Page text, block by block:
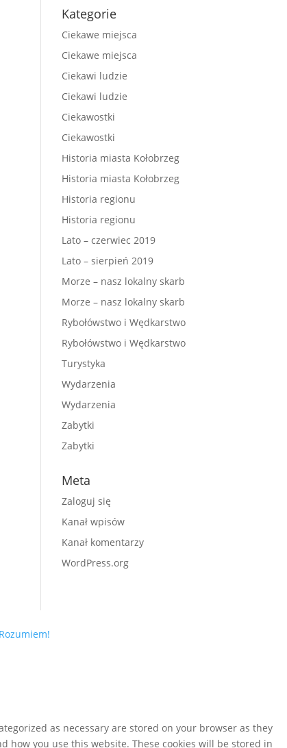
Kategorie
Ciekawe miejsca
Ciekawe miejsca
Ciekawi ludzie
Ciekawi ludzie
Ciekawostki
Ciekawostki
Historia miasta Kołobrzeg
Historia miasta Kołobrzeg
Historia regionu
Historia regionu
Lato – czerwiec 2019
Lato – sierpień 2019
Morze – nasz lokalny skarb
Morze – nasz lokalny skarb
Rybołówstwo i Wędkarstwo
Rybołówstwo i Wędkarstwo
Turystyka
Wydarzenia
Wydarzenia
Zabytki
Zabytki
Meta
Zaloguj się
Kanał wpisów
Kanał komentarzy
WordPress.org
Rozumiem!
as necessary are stored on your browser as they
you use this website. These cookies will be stored in